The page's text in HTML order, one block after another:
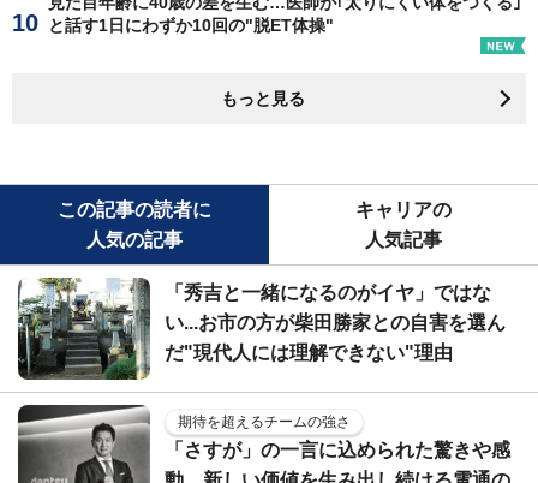
と話す1日にわずか10回の"脱ET体操"
もっと見る
この記事の読者に
人気の記事
キャリアの
人気記事
「秀吉と一緒になるのがイヤ」ではな
い...お市の方が柴田勝家との自害を選ん
だ"現代人には理解できない"理由
期待を超えるチームの強さ
「さすが」の一言に込められた驚きや感